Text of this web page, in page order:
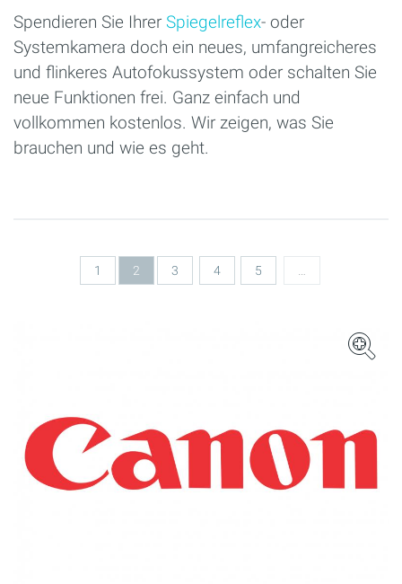
Spendieren Sie Ihrer Spiegelreflex- oder
Systemkamera doch ein neues, umfangreicheres
und flinkeres Autofokussystem oder schalten Sie
neue Funktionen frei. Ganz einfach und
vollkommen kostenlos. Wir zeigen, was Sie
brauchen und wie es geht.
1 2 3 4 5